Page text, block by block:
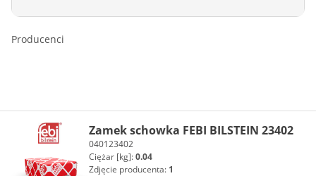
Producenci
Zamek schowka FEBI BILSTEIN 23402
040123402
Ciężar [kg]:0.04
Zdjęcie producenta: 1